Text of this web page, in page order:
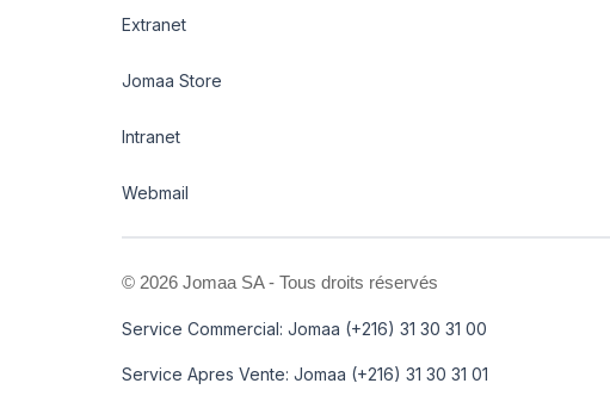
Extranet
Jomaa Store
Intranet
Webmail
© 2026 Jomaa SA - Tous droits réservés
Service Commercial: Jomaa (+216) 31 30 31 00
Service Apres Vente: Jomaa (+216) 31 30 31 01